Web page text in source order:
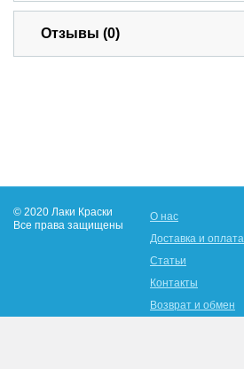
Отзывы (0)
© 2020 Лаки Краски
Все права защищены
О нас
Доставка и оплата
Статьи
Контакты
Возврат и обмен